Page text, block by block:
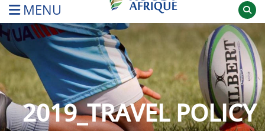
MENU
Rugby Afrique
2019_TRAVEL POLICY